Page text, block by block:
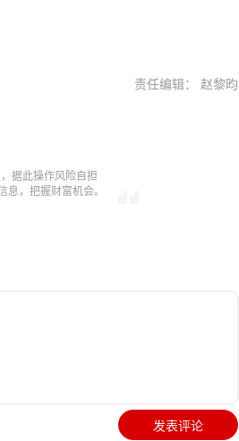
责任编辑： 赵黎昀
据此操作风险自担
，把握财富机会。
发表评论